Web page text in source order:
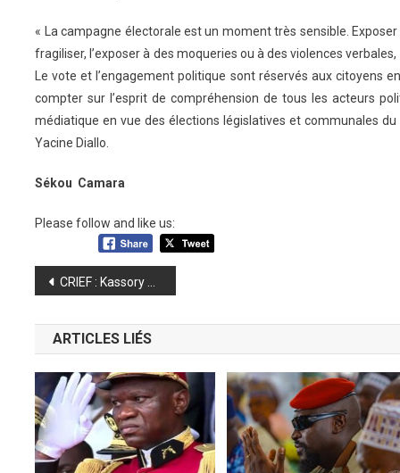
« La campagne électorale est un moment très sensible.
fragiliser, l’exposer à des moqueries ou à des violences
Le vote et l’engagement politique sont réservés aux citoyens
compter sur l’esprit de compréhension de tous les acteurs
médiatique en vue des élections législatives et communales
Yacine Diallo.
Sékou Camara
Please follow and like us:
Navigation
de
l’article
CRIEF : Kassory Fofana sera entendu sur son lit de malade (chambre des appels)
ARTICLES LIÉS